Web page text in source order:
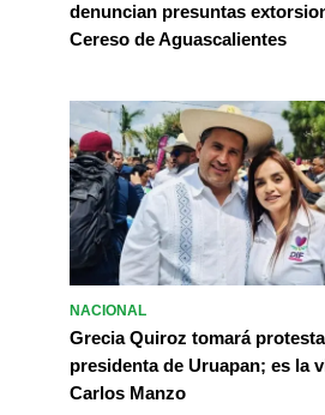
denuncian presuntas
Cereso de Aguascalientes
NACIONAL
Grecia Quiroz tomará
presidenta de Uruapan; es la
Carlos Manzo